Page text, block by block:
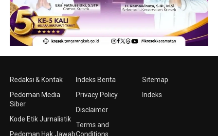
Redaksi & Kontak
Pedoman Media
Siber
Kode Etik Jurnalistik
Pedoman Hak Jawab
Indeks Berita
Privacy Policy
Disclaimer
Terms and
Conditions
Sitemap
Indeks